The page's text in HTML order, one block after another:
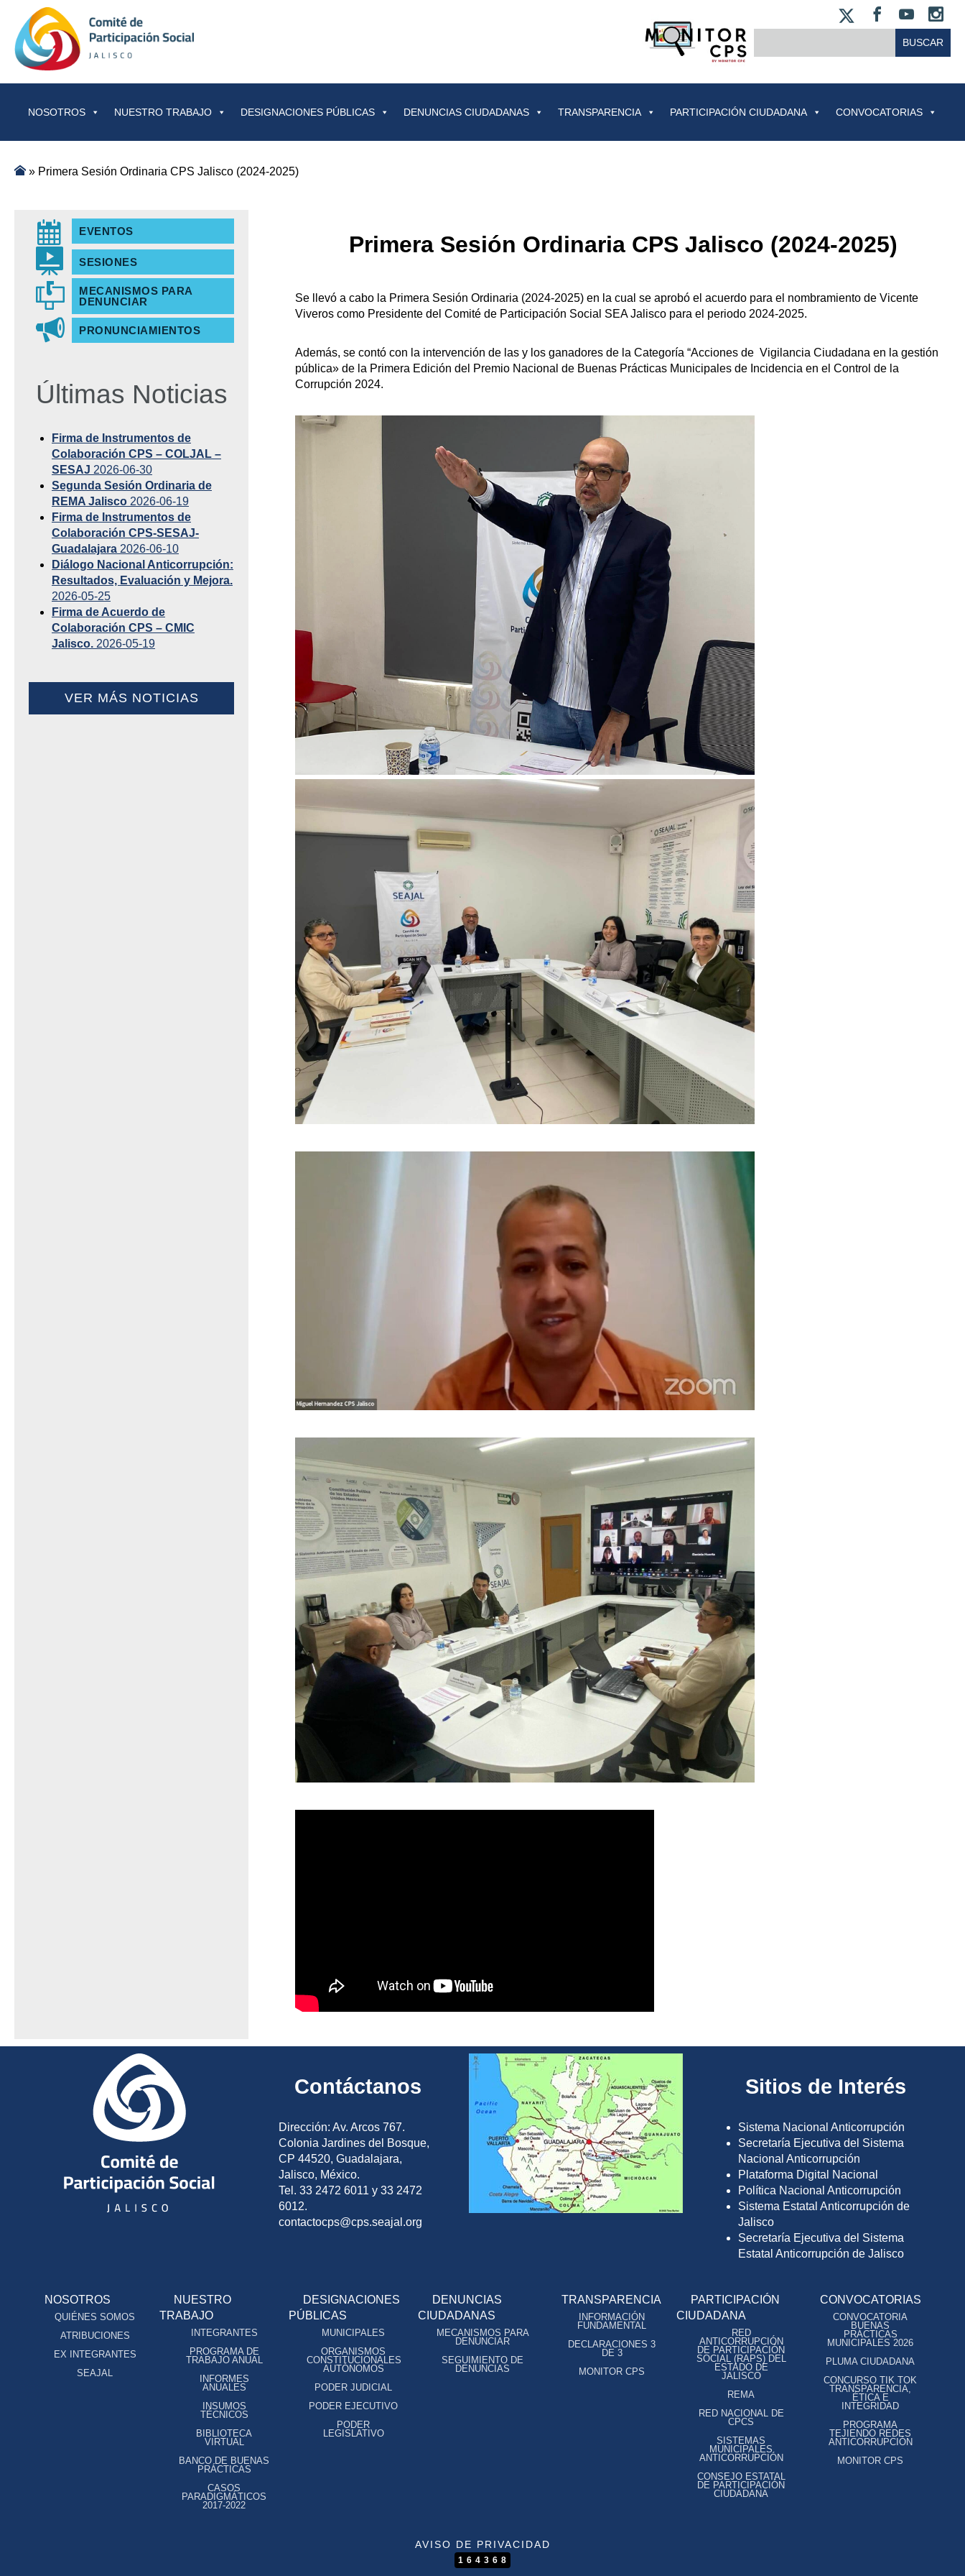
FACEBOOK
NOSOTROS NUESTRO TRABAJO DESIGNACIONES PÚBLICAS DENUNCIAS CIUDADANAS TRANSPARENCIA PARTICIPACIÓN CIUDADANA CONVOCATORIAS
» Primera Sesión Ordinaria CPS Jalisco (2024-2025)
Primera Sesión Ordinaria CPS Jalisco (2024-2025)
Se llevó a cabo la Primera Sesión Ordinaria (2024-2025) en la cual se aprobó el acuerdo para el nombramiento de Vicente
Viveros como Presidente del Comité de Participación Social SEA Jalisco para el periodo 2024-2025.
Además, se contó con la intervención de las y los ganadores de la Categoría “Acciones de Vigilancia Ciudadana en la gestión
pública» de la Primera Edición del Premio Nacional de Buenas Prácticas Municipales de Incidencia en el Control de la
Corrupción 2024.
EVENTOS
SESIONES
MECANISMOS PARA
DENUNCIAR
PRONUNCIAMIENTOS
Últimas Noticias
Firma de Instrumentos de
Colaboración CPS – COLJAL –
SESAJ 2026-06-30
Segunda Sesión Ordinaria de
REMA Jalisco 2026-06-19
Firma de Instrumentos de
Colaboración CPS-SESAJ-
Guadalajara 2026-06-10
Diálogo Nacional Anticorrupción:
Resultados, Evaluación y Mejora.
2026-05-25
Firma de Acuerdo de
Colaboración CPS – CMIC
Jalisco. 2026-05-19
VER MÁS NOTICIAS
Contáctanos
Dirección: Av. Arcos 767.
Colonia Jardines del Bosque,
CP 44520, Guadalajara,
Jalisco, México.
Tel. 33 2472 6011 y 33 2472
6012.
contactocps@cps.seajal.org
Sitios de Interés
Sistema Nacional Anticorrupción
Secretaría Ejecutiva del Sistema
Nacional Anticorrupción
Plataforma Digital Nacional
Política Nacional Anticorrupción
Sistema Estatal Anticorrupción de
Jalisco
Secretaría Ejecutiva del Sistema
Estatal Anticorrupción de Jalisco
NOSOTROS
QUIÉNES SOMOS
ATRIBUCIONES
EX INTEGRANTES
SEAJAL
NUESTRO
TRABAJO
INTEGRANTES
PROGRAMA DE
TRABAJO ANUAL
INFORMES
ANUALES
INSUMOS
TÉCNICOS
BIBLIOTECA
VIRTUAL
BANCO DE BUENAS
PRÁCTICAS
CASOS
PARADIGMÁTICOS
2017-2022
DESIGNACIONES
PÚBLICAS
MUNICIPALES
ORGANISMOS
CONSTITUCIONALES
AUTÓNOMOS
PODER JUDICIAL
PODER EJECUTIVO
PODER
LEGISLATIVO
DENUNCIAS
CIUDADANAS
MECANISMOS PARA
DENUNCIAR
SEGUIMIENTO DE
DENUNCIAS
TRANSPARENCIA
INFORMACIÓN
FUNDAMENTAL
DECLARACIONES 3
DE 3
MONITOR CPS
PARTICIPACIÓN
CIUDADANA
RED
ANTICORRUPCIÓN
DE PARTICIPACIÓN
SOCIAL (RAPS) DEL
ESTADO DE
JALISCO
REMA
RED NACIONAL DE
CPCS
SISTEMAS
MUNICIPALES
ANTICORRUPCIÓN
CONSEJO ESTATAL
DE PARTICIPACIÓN
CIUDADANA
CONVOCATORIAS
CONVOCATORIA
BUENAS
PRÁCTICAS
MUNICIPALES 2026
PLUMA CIUDADANA
CONCURSO TIK TOK
TRANSPARENCIA,
ÉTICA E
INTEGRIDAD
PROGRAMA
TEJIENDO REDES
ANTICORRUPCIÓN
MONITOR CPS
AVISO DE PRIVACIDAD
164368